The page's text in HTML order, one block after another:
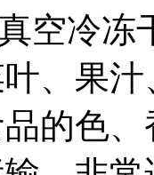
空冷
、果
的色